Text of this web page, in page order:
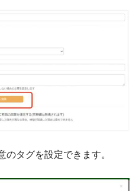
のタグを設定できます。